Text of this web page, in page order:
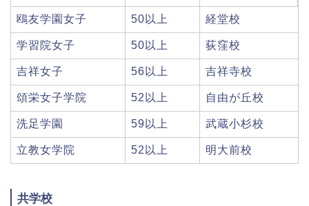
鴎友学園女子 50以上 経堂校
学習院女子 50以上 荻窪校
吉祥女子 56以上 吉祥寺校
頌栄女子学院 52以上 自由が丘校
洗足学園 59以上 武蔵小杉校
立教女学院 52以上 明大前校
共学校